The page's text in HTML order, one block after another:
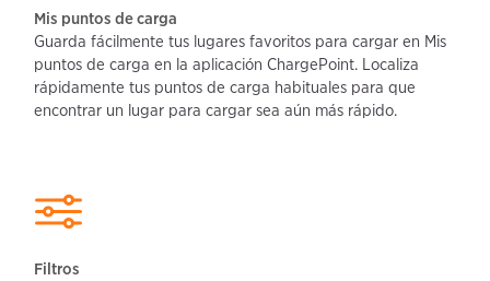
Mis puntos de carga
Guarda fácilmente tus lugares favoritos para cargar en Mis
puntos de carga en la aplicación ChargePoint. Localiza
rápidamente tus puntos de carga habituales para que
encontrar un lugar para cargar sea aún más rápido.
Filtros